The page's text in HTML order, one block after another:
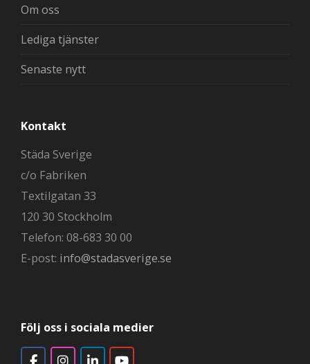
Om oss
Lediga tjänster
Senaste nytt
Kontakt
Städa Sverige
c/o Fabriken
Textilgatan 33
120 30 Stockholm
Telefon: 08-683 30 00
E-post: info@stadasverige.se
Följ oss i sociala medier